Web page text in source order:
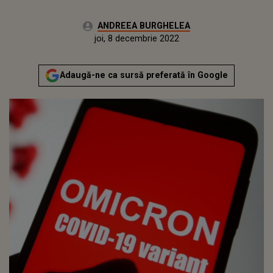
Autor:ANDREEA BURGHELEA
miercuri, 8 decembrie 2021
Actualizat:
joi, 8 decembrie 2022
Adaugă-ne ca sursă preferată în Google